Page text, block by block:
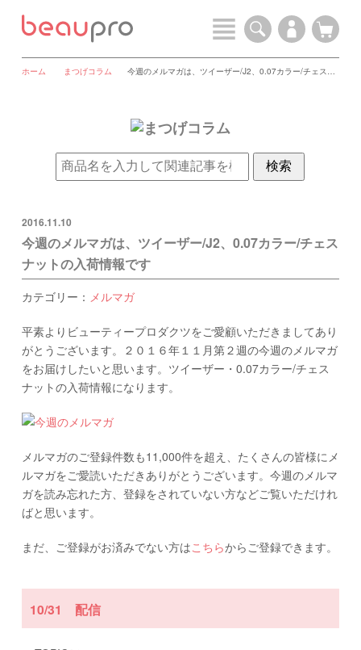
ホーム まつげコラム 今週のメルマガは、ツイーザー/J2、0.07カラー/チェスナットの入荷情報です
2016.11.10
今週のメルマガは、ツイーザー/J2、0.07カラー/チェス
ナットの入荷情報です
カテゴリー： メルマガ
平素よりビューティープロダクツをご愛顧いただきましてあり
がとうございます。２０１６年１１月第２週の今週のメルマガ
をお届けしたいと思います。ツイーザー・0.07カラー/チェス
ナットの入荷情報になります。
メルマガのご登録件数も11,000件を超え、たくさんの皆様にメ
ルマガをご愛読いただきありがとうございます。今週のメルマ
ガを読み忘れた方、登録をされていない方などご覧いただけれ
ばと思います。
まだ、ご登録がお済みでない方はこちらからご登録できます。
10/31 配信